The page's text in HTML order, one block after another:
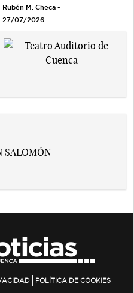
Rubén M. Checa -
27/07/2026
POLÍTICA DE COOKIES